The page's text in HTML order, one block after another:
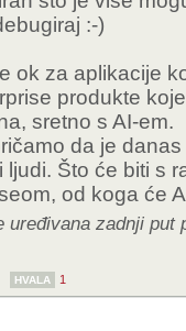
:-)
ok za aplikacije
produkte
sretno s AI-em.
da je
ljudi. Što će biti s
od koga će
uređivana zadnji put
HVALA 1